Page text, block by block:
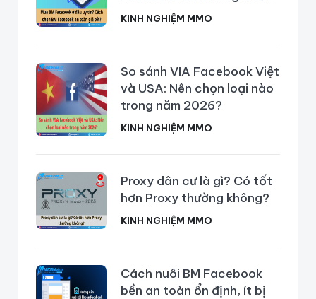
KINH NGHIỆM MMO
So sánh VIA Facebook Việt
và USA: Nên chọn loại nào
trong năm 2026?
KINH NGHIỆM MMO
Proxy dân cư là gì? Có tốt
hơn Proxy thường không?
KINH NGHIỆM MMO
Cách nuôi BM Facebook
bền an toàn ổn định, ít bị